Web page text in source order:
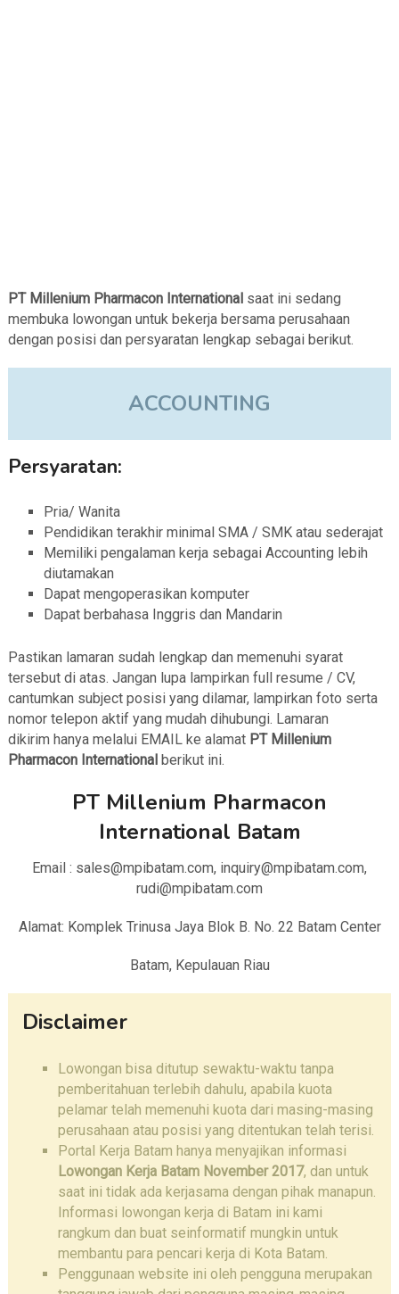
PT Millenium Pharmacon International saat ini sedang
membuka lowongan untuk bekerja bersama perusahaan
dengan posisi dan persyaratan lengkap sebagai berikut.
ACCOUNTING
Persyaratan:
Pria/ Wanita
Pendidikan terakhir minimal SMA / SMK atau sederajat
Memiliki pengalaman kerja sebagai Accounting lebih
diutamakan
Dapat mengoperasikan komputer
Dapat berbahasa Inggris dan Mandarin
Pastikan lamaran sudah lengkap dan memenuhi syarat
tersebut di atas. Jangan lupa lampirkan full resume / CV,
cantumkan subject posisi yang dilamar, lampirkan foto serta
nomor telepon aktif yang mudah dihubungi. Lamaran
dikirim hanya melalui EMAIL ke alamat PT Millenium
Pharmacon International berikut ini.
PT Millenium Pharmacon
International Batam
Email : sales@mpibatam.com, inquiry@mpibatam.com,
rudi@mpibatam.com
Alamat: Komplek Trinusa Jaya Blok B. No. 22 Batam Center
Batam, Kepulauan Riau
Disclaimer
Lowongan bisa ditutup sewaktu-waktu tanpa
pemberitahuan terlebih dahulu, apabila kuota
pelamar telah memenuhi kuota dari masing-masing
perusahaan atau posisi yang ditentukan telah terisi.
Portal Kerja Batam hanya menyajikan informasi
Lowongan Kerja Batam November 2017, dan untuk
saat ini tidak ada kerjasama dengan pihak manapun.
Informasi lowongan kerja di Batam ini kami
rangkum dan buat seinformatif mungkin untuk
membantu para pencari kerja di Kota Batam.
Penggunaan website ini oleh pengguna merupakan